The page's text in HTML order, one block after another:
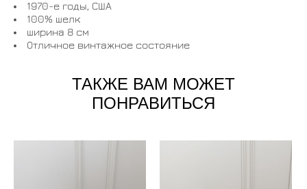
1970-е годы, США
100% шелк
ширина 8 см
Отличное винтажное состояние
ТАКЖЕ ВАМ МОЖЕТ
ПОНРАВИТЬСЯ